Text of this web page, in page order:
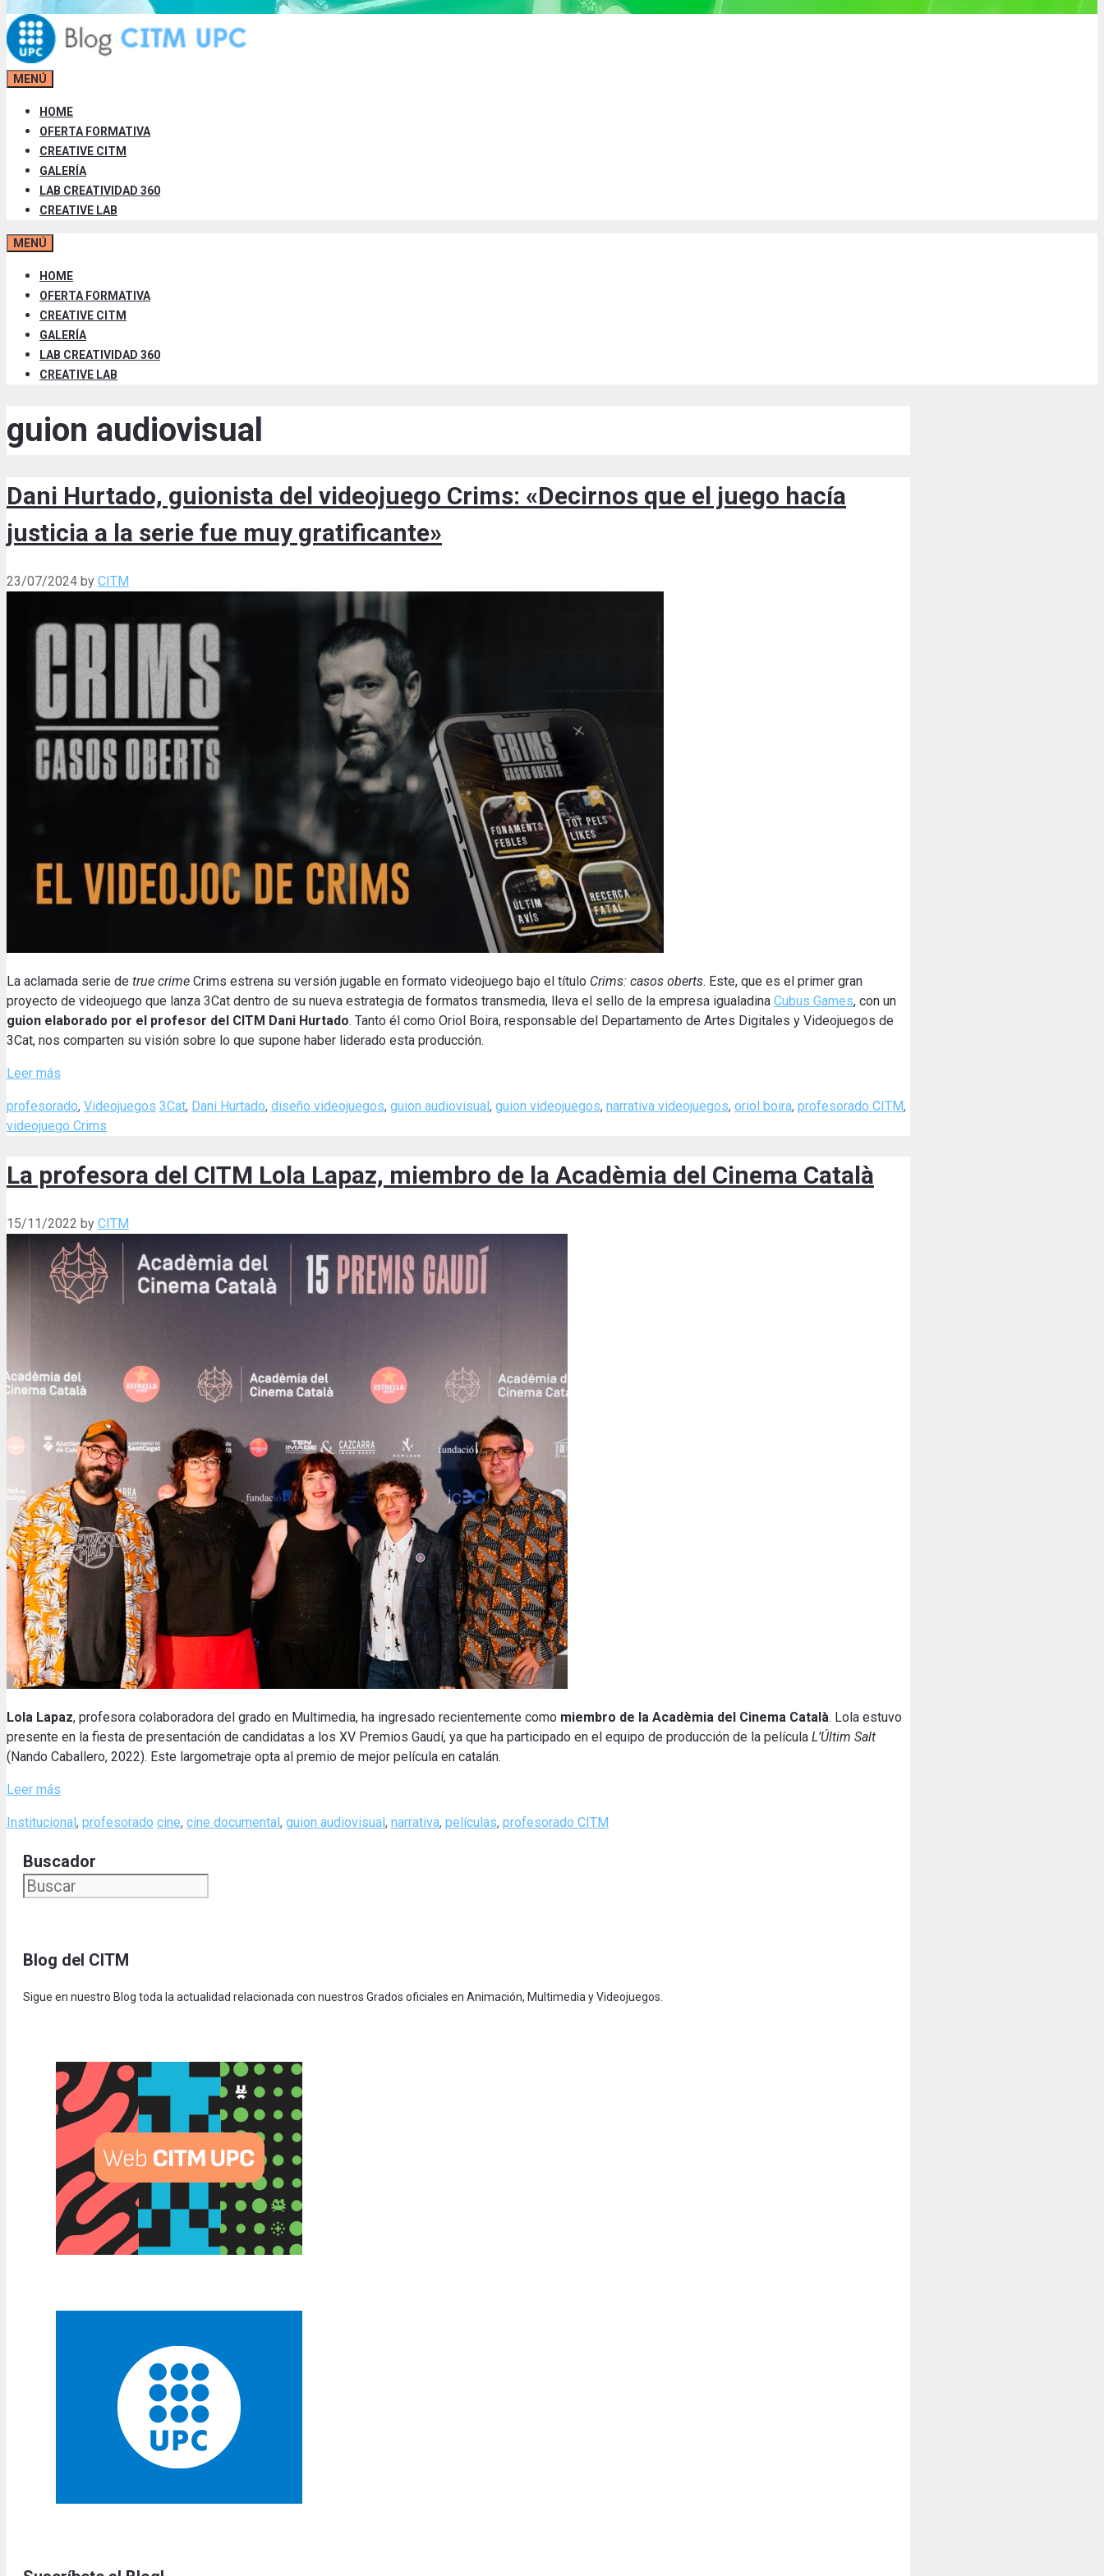
MENÚ
HOME
OFERTA FORMATIVA
CREATIVE CITM
GALERÍA
LAB CREATIVIDAD 360
CREATIVE LAB
MENÚ
HOME
OFERTA FORMATIVA
CREATIVE CITM
GALERÍA
LAB CREATIVIDAD 360
CREATIVE LAB
guion audiovisual
Dani Hurtado, guionista del videojuego Crims: «Decirnos que el juego hacía
justicia a la serie fue muy gratificante»
23/07/2024 by CITM
La aclamada serie de true crime Crims estrena su versión jugable en formato videojuego bajo el título Crims: casos oberts. Este, que es el primer gran
proyecto de videojuego que lanza 3Cat dentro de su nueva estrategia de formatos transmedia, lleva el sello de la empresa igualadina Cubus Games, con un
guion elaborado por el profesor del CITM Dani Hurtado. Tanto él como Oriol Boira, responsable del Departamento de Artes Digitales y Videojuegos de
3Cat, nos comparten su visión sobre lo que supone haber liderado esta producción.
Leer más
Categories
profesorado, Videojuegos Tags
3Cat, Dani Hurtado, diseño videojuegos, guion audiovisual, guion videojuegos, narrativa videojuegos, oriol boira, profesorado CITM,
videojuego Crims
La profesora del CITM Lola Lapaz, miembro de la Acadèmia del Cinema Català
15/11/2022 by CITM
Lola Lapaz, profesora colaboradora del grado en Multimedia, ha ingresado recientemente como miembro de la Acadèmia del Cinema Català. Lola estuvo
presente en la fiesta de presentación de candidatas a los XV Premios Gaudí, ya que ha participado en el equipo de producción de la película L’Últim Salt
(Nando Caballero, 2022). Este largometraje opta al premio de mejor película en catalán.
Leer más
Categories
Institucional, profesorado Tags
cine, cine documental, guion audiovisual, narrativa, películas, profesorado CITM
Buscador
Blog del CITM
Sigue en nuestro Blog toda la actualidad relacionada con nuestros Grados oficiales en Animación, Multimedia y Videojuegos.